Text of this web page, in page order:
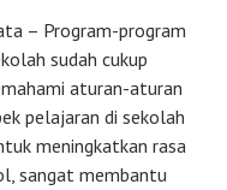
– Program-program
sudah cukup
aturan-aturan
pelajaran di sekolah
meningkatkan rasa
sangat membantu